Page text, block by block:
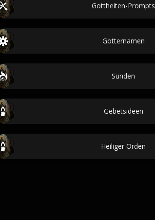
Gottheiten-Prompts
Götternamen
Sünden
Gebetsideen
Heiliger Orden